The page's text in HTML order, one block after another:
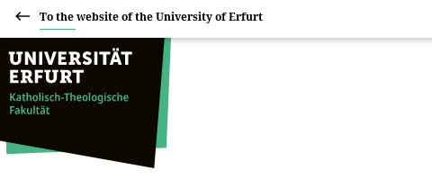
To the website of the University of Erfurt